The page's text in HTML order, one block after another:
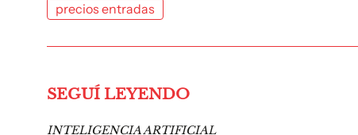
precios entradas
SEGUÍ LEYENDO
INTELIGENCIA ARTIFICIAL